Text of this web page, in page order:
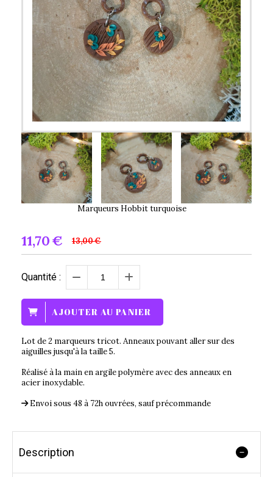
Marqueurs Hobbit turquoise
11,70€ 13,00€
Quantité :
AJOUTER AU PANIER
Lot de 2 marqueurs tricot. Anneaux pouvant aller sur des
aiguilles jusqu'à la taille 5.
Réalisé à la main en argile polymère avec des anneaux en
acier inoxydable.
Envoi sous 48 à 72h ouvrées, sauf précommande
Description